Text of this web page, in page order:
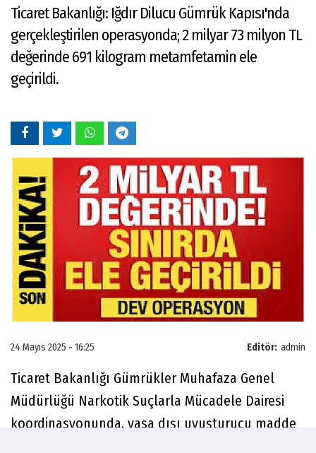
Ticaret Bakanlığı: Iğdır Dilucu Gümrük Kapısı'nda
gerçekleştirilen operasyonda; 2 milyar 73 milyon TL
değerinde 691 kilogram metamfetamin ele
geçirildi.
Editör: admin
24 Mayıs 2025 - 16:25
Ticaret Bakanlığı Gümrükler Muhafaza Genel
Müdürlüğü Narkotik Suçlarla Mücadele Dairesi
koordinasyonunda, yasa dışı uyuşturucu madde